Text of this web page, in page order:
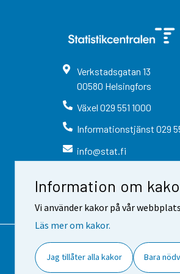
Information om
Vi använder kakor på vår
Läs mer om kakor.
Jag tillåter alla kakor Bara
Verkstadsgatan 13
00580 Helsingfors
Växel 029 551 1000
Informationstjänst 029
info@stat.fi